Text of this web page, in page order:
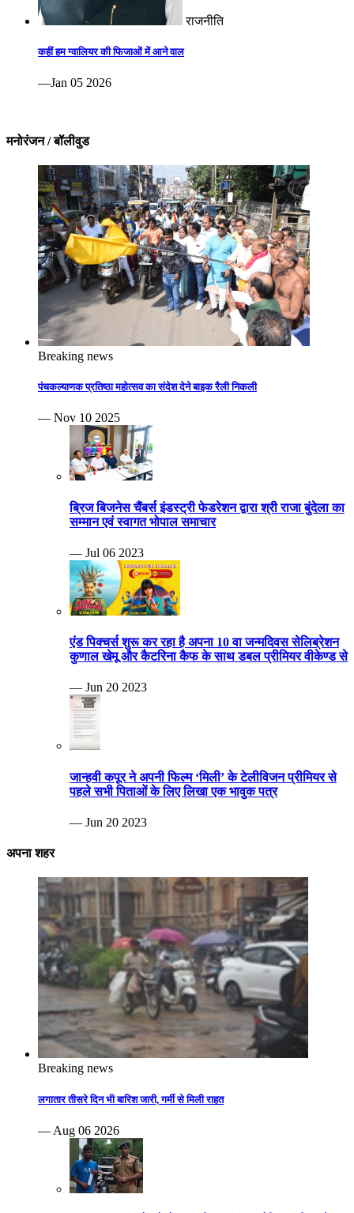
राजनीति
कहीं हम ग्वालियर की फिजाओं में आने वाल
—Jan 05 2026
मनोरंजन / बॉलीवुड
Breaking news
पंचकल्याणक प्रतिष्ठा महोत्सव का संदेश देने बाइक रैली निकली
— Nov 10 2025
ब्रिज बिजनेस चैंबर्स इंडस्ट्री फेडरेशन द्वारा श्री राजा बुंदेला का
सम्मान एवं स्वागत भोपाल समाचार
— Jul 06 2023
एंड पिक्चर्स शुरू कर रहा है अपना 10 वा जन्मदिवस सेलिब्रेशन
कुणाल खेमू और कैटरिना कैफ के साथ डबल प्रीमियर वीकेण्ड से
— Jun 20 2023
जान्हवी कपूर ने अपनी फिल्म ‘मिली’ के टेलीविजन प्रीमियर से
पहले सभी पिताओं के लिए लिखा एक भावुक पत्र
— Jun 20 2023
अपना शहर
Breaking news
लगातार तीसरे दिन भी बारिश जारी, गर्मी से मिली राहत
— Aug 06 2026